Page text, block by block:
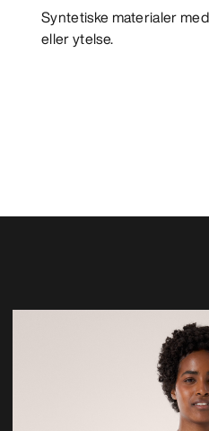
Syntetiske materialer
eller ytelse.